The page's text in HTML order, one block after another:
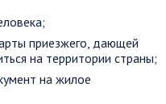
приезжего, дающей
на территории страны;
на жилое